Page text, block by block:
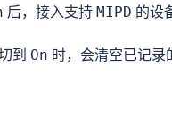
后，接入支持 MIPD 的设
到 On 时，会清空已记录